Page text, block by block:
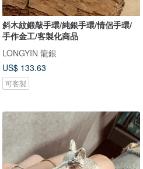
斜木紋鍛敲手環/純銀手環/情侶手環/
手作金工/客製化商品
LONGYIN 龍銀
US$ 133.63
可客製